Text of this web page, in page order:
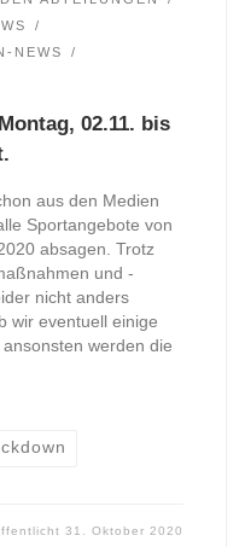
NEWS
02.11. bis
aus den Medien
Sportangebote von
absagen. Trotz
und -
nicht anders
wir eventuell einige
werden die
31. Oktober 2020